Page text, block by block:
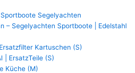
Segelyachten
– Segelyachten Sportboote | Edelstahl
Kartuschen (S)
| ErsatzTeile (S)
Küche (M)